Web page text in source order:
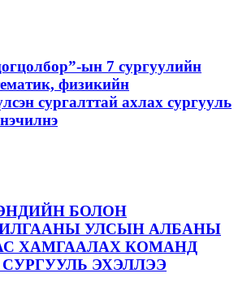
ын 7 сургуулийн
физикийн
сургалттай ахлах сургууль
БОЛОН
УЛСЫН АЛБАНЫ
ХАМГААЛАХ КОМАНД
ЭХЭЛЛЭЭ